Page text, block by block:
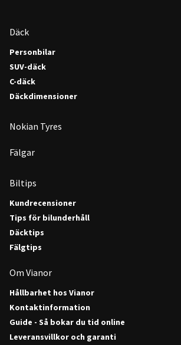
Däck
Personbilar
SUV-däck
C-däck
Däckdimensioner
Nokian Tyres
Fälgar
Biltips
Kundrecensioner
Tips för bilunderhåll
Däcktips
Fälgtips
Om Vianor
Hållbarhet hos Vianor
Kontaktinformation
Guide - Så bokar du tid online
Leveransvillkor och garanti